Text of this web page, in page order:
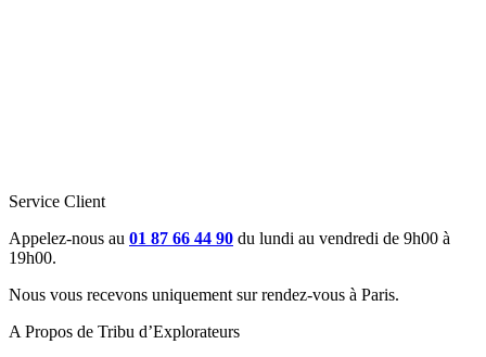
Service Client
Appelez-nous au 01 87 66 44 90 du lundi au vendredi de 9h00 à
19h00.
Nous vous recevons uniquement sur rendez-vous à Paris.
A Propos de Tribu d’Explorateurs